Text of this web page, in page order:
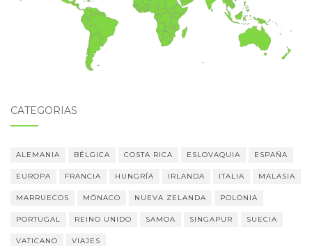
CATEGORÍAS
ALEMANIA BÉLGICA COSTA RICA ESLOVAQUIA ESPAÑA
EUROPA FRANCIA HUNGRÍA IRLANDA ITALIA MALASIA
MARRUECOS MÓNACO NUEVA ZELANDA POLONIA
PORTUGAL REINO UNIDO SAMOA SINGAPUR SUECIA
VATICANO VIAJES